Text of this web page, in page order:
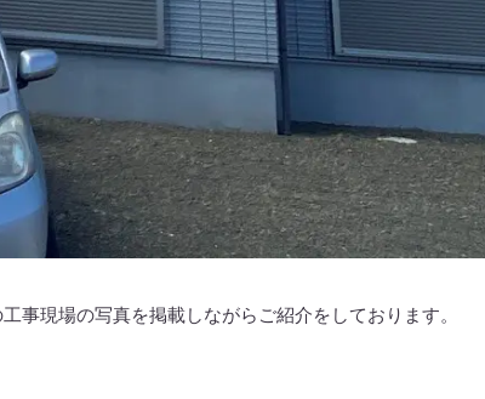
工事現場の写真を掲載しながらご紹介をしております。